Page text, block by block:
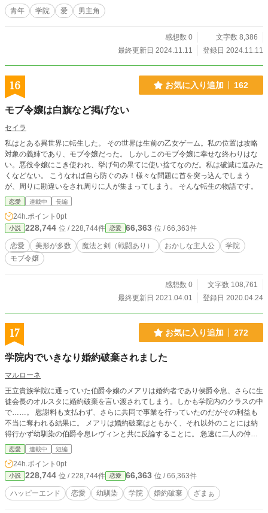
青年 学院 爱 男主角
感想数 0
文字数 8,386
最終更新日 2024.11.11
登録日 2024.11.11
16 お気に入り追加 162
モブ令嬢は白旗など掲げない
セイラ
私はとある異世界に転生した。 その世界は生前の乙女ゲーム。私の位置は攻略
対象の義姉であり、モブ令嬢だった。 しかしこのモブ令嬢に幸せな終わりはな
い。悪役令嬢にこき使われ、挙げ句の果てに使い捨てなのだ。私は破滅に進みた
くなどない。 こうなれば自ら防ぐのみ！様々な問題に首を突っ込んでしまう
が、周りに勘違いをされ周りに人が集まってしまう。 そんな転生の物語です。
恋愛 連載中 長編
24h.ポイント 0pt
小説 228,744 位 / 228,744件 恋愛 66,363 位 / 66,363件
恋愛 美形が多数 魔法と剣（戦闘あり） おかしな主人公
学院
モブ令嬢
感想数 0
文字数 108,761
最終更新日 2021.04.01
登録日 2020.04.24
17 お気に入り追加 272
学院内でいきなり婚約破棄されました
マルローネ
王立貴族学院に通っていた伯爵令嬢のメアリは婚約者であり侯爵令息、さらに生
徒会長のオルスタに婚約破棄を言い渡されてしまう。しかも学院内のクラスの中
で……。 慰謝料も支払わず、さらに共同で事業を行っていたのだがその利益も
不当に奪われる結果に。 メアリは婚約破棄はともかく、それ以外のことには納
得行かず幼馴染の伯爵令息レヴィンと共に反論することに。 急速に二人の仲も
進展していくが……？
恋愛 連載中 短編
24h.ポイント 0pt
小説 228,744 位 / 228,744件 恋愛 66,363 位 / 66,363件
ハッピーエンド 恋愛 幼馴染 学院 婚約破棄 ざまぁ